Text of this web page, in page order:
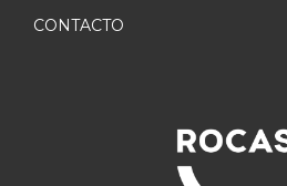
CONTACTO